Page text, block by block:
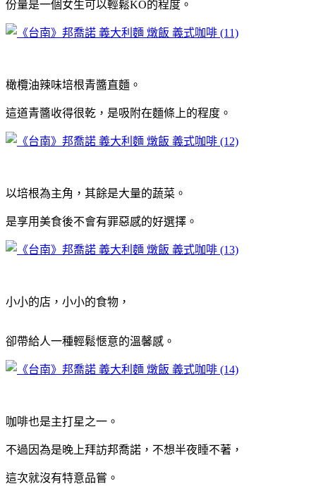
份量是一個女生可以輕鬆KO的程度。
橄欖油辣味培根青醬直麵。
這道青醬收得很乾，是吸附在麵條上的程度。
以培根為主角，其餘是大量的蔬菜。
是享用美食後不會有罪惡感的好選擇。
小小的店，小小的食物，
卻帶給人一種輕鬆愜意的溫馨感。
咖啡也是主打星之一。
不過因為是晚上拜訪邦喬諾，不想半夜睡不著，
這次就沒有特意品嘗。